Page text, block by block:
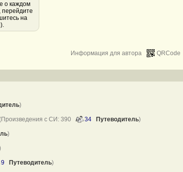
о каждом
перейдите
на
QRCode
Информация для автора
)
с СИ: 390 34 Путеводитель)
)
9 Путеводитель)